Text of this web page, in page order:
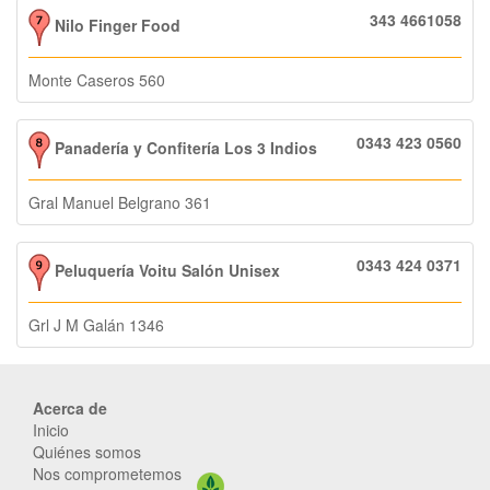
Nilo Finger Food 343 4661058
Monte Caseros 560
Panadería y Confitería Los 3 Indios 0343 423 0560
Gral Manuel Belgrano 361
Peluquería Voitu Salón Unisex 0343 424 0371
Grl J M Galán 1346
Acerca de
Inicio
Quiénes somos
Nos comprometemos